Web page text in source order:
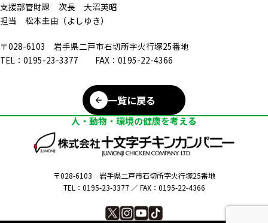
支援部管財課 次長 大沼英昭
担当 松本圭由（よしゆき）
〒028-6103 岩手県二戸市石切所字火行塚25番地
TEL：0195-23-3377 FAX：0195-22-4366
一覧に戻る
人・動物・環境の健康を考える
〒028-6103 岩手県二戸市石切所字火行塚25番地
TEL：0195-23-3377 ／FAX：0195-22-4366